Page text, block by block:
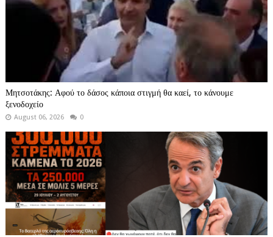
Μητσοτάκης: Αφού το δάσος κάποια στιγμή θα καεί, το κάνουμε
ξενοδοχείο
August 06, 2026 0